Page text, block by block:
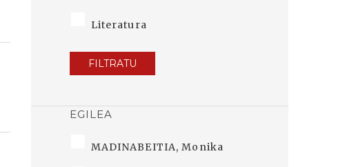
Literatura
FILTRATU
EGILEA
MADINABEITIA, Monika